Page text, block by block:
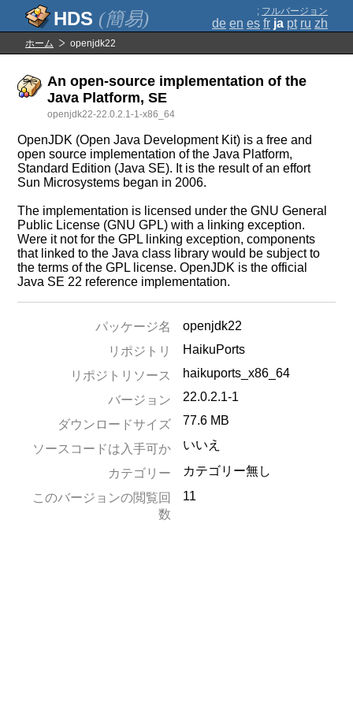
(簡易) ; フルバージョン
de en es fr ja pt ru zh
ホーム openjdk22
An open-source implementation of the
Java Platform, SE
openjdk22-22.0.2.1-1-x86_64
OpenJDK (Open Java Development Kit) is a free and
open source implementation of the Java Platform,
Standard Edition (Java SE). It is the result of an effort
Sun Microsystems began in 2006.
The implementation is licensed under the GNU General
Public License (GNU GPL) with a linking exception.
Were it not for the GPL linking exception, components
that linked to the Java class library would be subject to
the terms of the GPL license. OpenJDK is the official
Java SE 22 reference implementation.
パッケージ名
openjdk22
リポジトリ
HaikuPorts
リポジトリソース
haikuports_x86_64
バージョン
22.0.2.1-1
ダウンロードサイズ 77.6 MB
ソースコードは入手可か いいえ
カテゴリー
カテゴリー無し
このバージョンの閲覧回
数
11